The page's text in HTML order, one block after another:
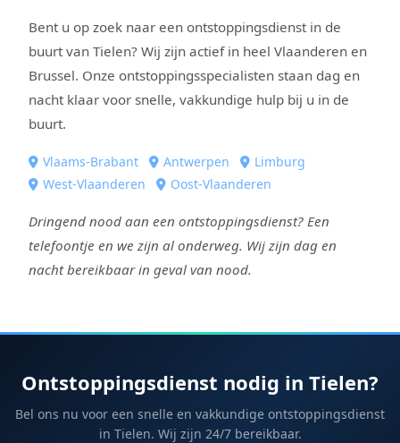
Bent u op zoek naar een ontstoppingsdienst in de
buurt van Tielen? Wij zijn actief in heel Vlaanderen en
Brussel. Onze ontstoppingsspecialisten staan dag en
nacht klaar voor snelle, vakkundige hulp bij u in de
buurt.
Vlaams-Brabant Antwerpen
Limburg
West-Vlaanderen
Oost-Vlaanderen
Dringend nood aan een ontstoppingsdienst? Een
telefoontje en we zijn al onderweg. Wij zijn dag en
nacht bereikbaar in geval van nood.
Ontstoppingsdienst nodig in Tielen?
Bel ons nu voor een snelle en vakkundige ontstoppingsdienst
in Tielen. Wij zijn 24/7 bereikbaar.